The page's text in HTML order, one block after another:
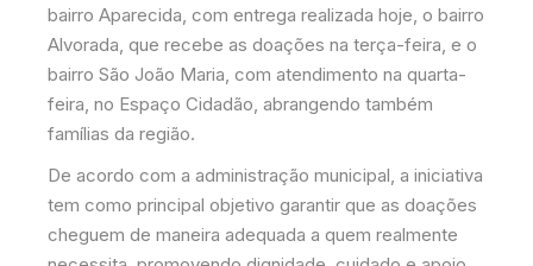
bairro Aparecida, com entrega realizada hoje, o bairro
Alvorada, que recebe as doações na terça-feira, e o
bairro São João Maria, com atendimento na quarta-
feira, no Espaço Cidadão, abrangendo também
famílias da região.
De acordo com a administração municipal, a iniciativa
tem como principal objetivo garantir que as doações
cheguem de maneira adequada a quem realmente